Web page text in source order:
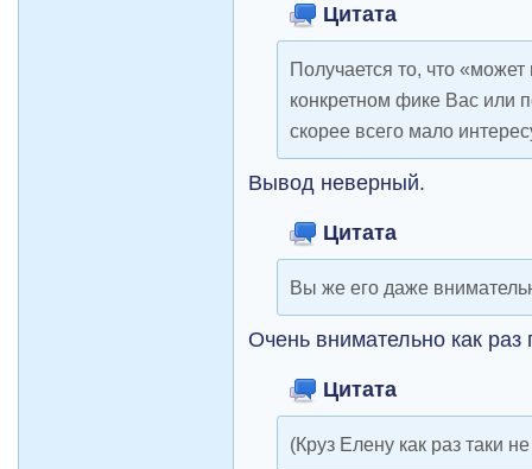
Цитата
Получается то, что
конкретном фике Вас или
скорее всего мало
Вывод неверный.
Цитата
Вы же его даже
Очень внимательно как раз
Цитата
(Круз Елену как раз таки